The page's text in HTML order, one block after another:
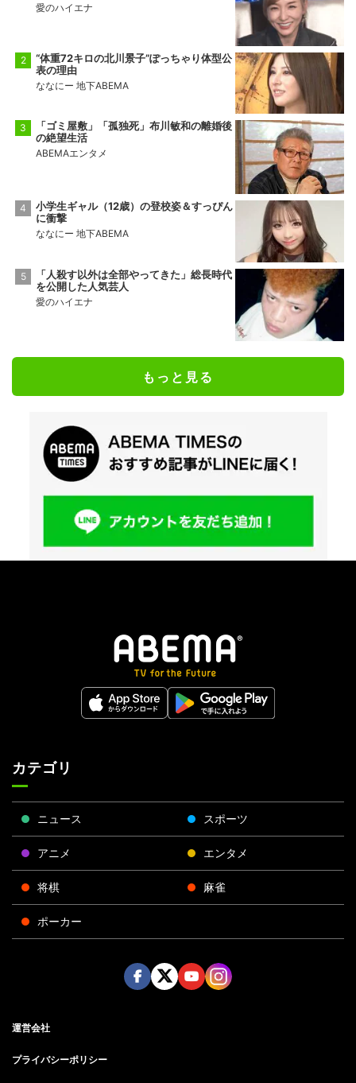
愛のハイエナ
“体重72キロの北川景子”ぽっちゃり体型公
表の理由
ななにー 地下ABEMA
「ゴミ屋敷」「孤独死」布川敏和の離婚後
の絶望生活
ABEMAエンタメ
小学生ギャル（12歳）の登校姿＆すっぴん
に衝撃
ななにー 地下ABEMA
「人殺す以外は全部やってきた」総長時代
を公開した人気芸人
愛のハイエナ
もっと見る
カテゴリ
ニュース スポーツ
アニメ エンタメ
将棋 麻雀
ポーカー
運営会社
プライバシーポリシー